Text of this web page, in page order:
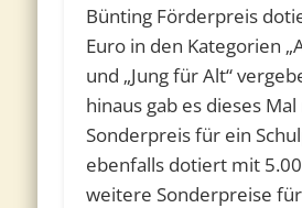
Bünting Förderpreis
Euro in den Kategorien
und „Jung für Alt“
hinaus gab es dieses
Sonderpreis für ein
ebenfalls dotiert mit
weitere Sonderpreise für